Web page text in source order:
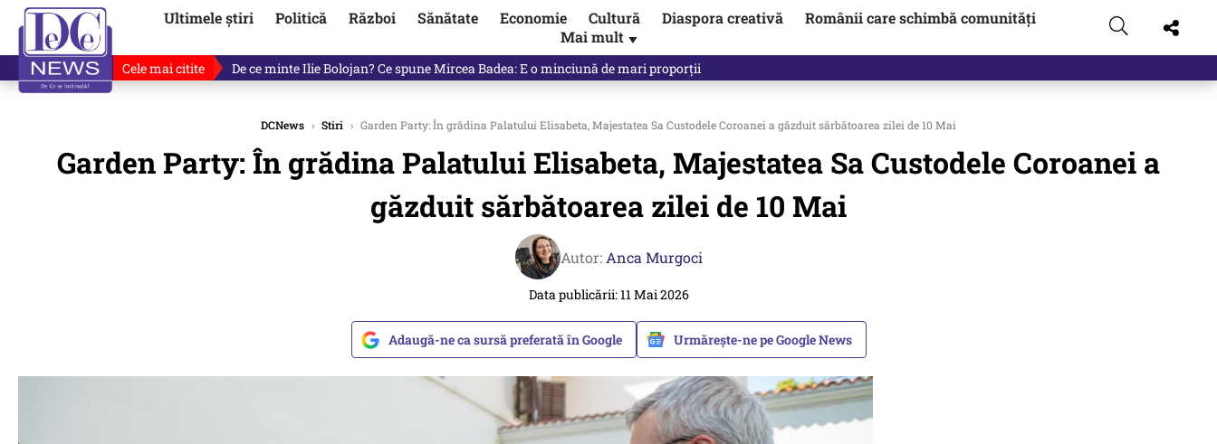
Ultimele știri Politică Război Sănătate Economie Cultură Diaspora creativă
Românii care schimbă comunități
Mai mult ▼
Cele mai citite Fotografia cu Ilie Bolojan care spune exact opusul unei decizii luate de propriul Guvern. Unde a fost…
DCNews › Stiri › Garden Party: În grădina Palatului Elisabeta, Majestatea Sa Custodele Coroanei a găzduit sărbătoarea zilei de 10 Mai
Garden Party: În grădina Palatului Elisabeta, Majestatea Sa Custodele Coroanei a
găzduit sărbătoarea zilei de 10 Mai
Autor: Anca Murgoci
Data publicării: 11 Mai 2026
Adaugă-ne ca sursă preferată în Google Urmărește-ne pe Google News